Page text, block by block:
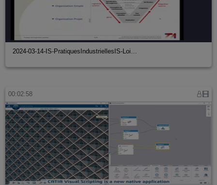
2024-03-14-IS-PratiquesIndustriellesIS-Loi…
00:02:58